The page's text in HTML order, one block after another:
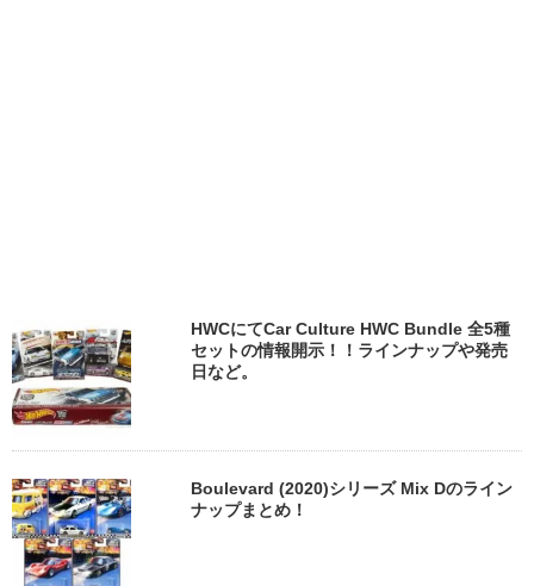
HWCにてCar Culture HWC Bundle 全5種
セットの情報開示！！ラインナップや発売
日など。
Boulevard (2020)シリーズ Mix Dのライン
ナップまとめ！